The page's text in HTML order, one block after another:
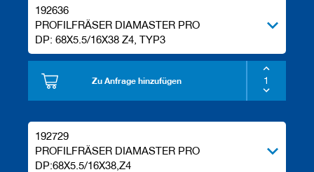
192636
PROFILFRÄSER DIAMASTER PRO
DP: 68X5.5/16X38 Z4, TYP3
Zu Anfrage hinzufügen
192729
PROFILFRÄSER DIAMASTER PRO
DP:68X5.5/16X38,Z4